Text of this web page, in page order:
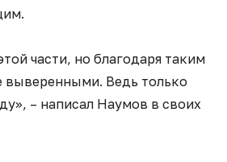
части, но благодаря таким
выверенными. Ведь только
– написал Наумов в своих